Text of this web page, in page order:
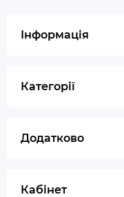
Інформація
Категорії
Додатково
Кабінет